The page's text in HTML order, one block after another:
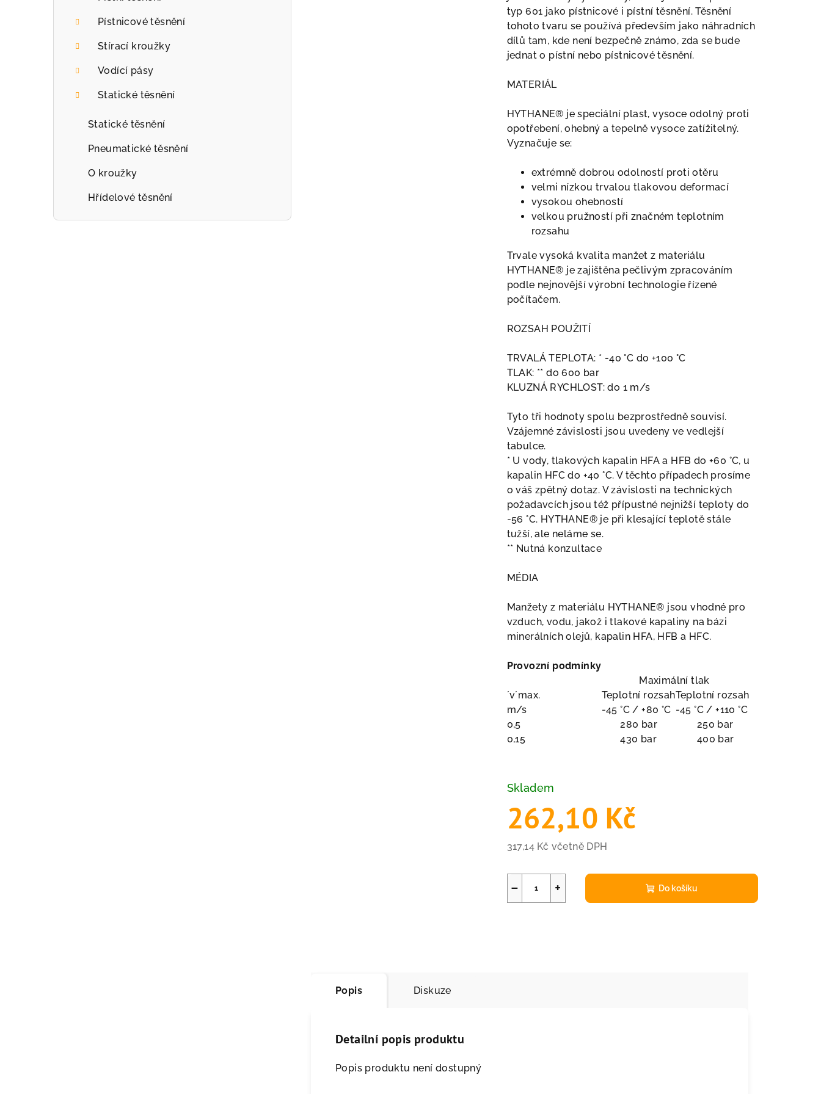
l
Pístnicové těsnění
Stírací kroužky
Vodící pásy
Statické těsnění
Statické těsnění
Pneumatické těsnění
O kroužky
Hřídelové těsnění
typ 601 jako pístnicové i pístní těsnění. Těsnění
tohoto tvaru se používá především jako náhradních
dílů tam, kde není bezpečně známo, zda se bude
jednat o pístní nebo pístnicové těsnění.
MATERIÁL
HYTHANE® je speciální plast, vysoce odolný proti
opotřebení, ohebný a tepelně vysoce zatížitelný.
Vyznačuje se:
extrémně dobrou odolností proti otěru
velmi nízkou trvalou tlakovou deformací
vysokou ohebností
velkou pružností při značném teplotním
rozsahu
Trvale vysoká kvalita manžet z materiálu
HYTHANE® je zajištěna pečlivým zpracováním
podle nejnovější výrobní technologie řízené
počítačem.
ROZSAH POUŽITÍ
TRVALÁ TEPLOTA: * -40 °C do +100 °C
TLAK: ** do 600 bar
KLUZNÁ RYCHLOST: do 1 m/s
Tyto tři hodnoty spolu bezprostředně souvisí.
Vzájemné závislosti jsou uvedeny ve vedlejší
tabulce.
* U vody, tlakových kapalin HFA a HFB do +60 °C, u
kapalin HFC do +40 °C. V těchto případech prosíme
o váš zpětný dotaz. V závislosti na technických
požadavcích jsou též přípustné nejnižší teploty do
-56 °C. HYTHANE® je při klesající teplotě stále
tužší, ale neláme se.
** Nutná konzultace
MÉDIA
Manžety z materiálu HYTHANE® jsou vhodné pro
vzduch, vodu, jakož i tlakové kapaliny na bázi
minerálních olejů, kapalin HFA, HFB a HFC.
Provozní podmínky
Maximální tlak
´v´max.
Teplotní rozsahTeplotní rozsah
m/s
-45 °C / +80 °C -45 °C / +110 °C
0,5
280 bar
250 bar
0,15
430 bar 400 bar
Skladem
262,10 Kč
317,14 Kč včetně DPH
cena:
+
− Do košíku
Popis Diskuze
Detailní popis produktu
Popis produktu není dostupný